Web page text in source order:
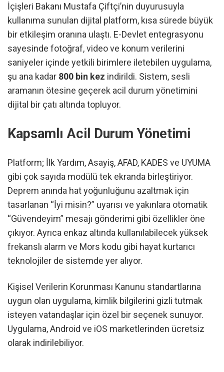
İçişleri Bakanı Mustafa Çiftçi’nin duyurusuyla
kullanıma sunulan dijital platform, kısa sürede büyük
bir etkileşim oranına ulaştı. E-Devlet entegrasyonu
sayesinde fotoğraf, video ve konum verilerini
saniyeler içinde yetkili birimlere iletebilen uygulama,
şu ana kadar 800 bin kez indirildi. Sistem, sesli
aramanın ötesine geçerek acil durum yönetimini
dijital bir çatı altında topluyor.
Kapsamlı Acil Durum Yönetimi
Platform; İlk Yardım, Asayiş, AFAD, KADES ve UYUMA
gibi çok sayıda modülü tek ekranda birleştiriyor.
Deprem anında hat yoğunluğunu azaltmak için
tasarlanan “İyi misin?” uyarısı ve yakınlara otomatik
“Güvendeyim” mesajı gönderimi gibi özellikler öne
çıkıyor. Ayrıca enkaz altında kullanılabilecek yüksek
frekanslı alarm ve Mors kodu gibi hayat kurtarıcı
teknolojiler de sistemde yer alıyor.
Kişisel Verilerin Korunması Kanunu standartlarına
uygun olan uygulama, kimlik bilgilerini gizli tutmak
isteyen vatandaşlar için özel bir seçenek sunuyor.
Uygulama, Android ve iOS marketlerinden ücretsiz
olarak indirilebiliyor.